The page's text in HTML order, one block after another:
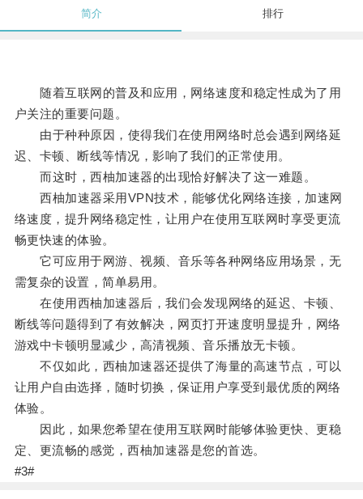
简介 排行
随着互联网的普及和应用，网络速度和稳定性成为了用
户关注的重要问题。
由于种种原因，使得我们在使用网络时总会遇到网络延
迟、卡顿、断线等情况，影响了我们的正常使用。
而这时，西柚加速器的出现恰好解决了这一难题。
西柚加速器采用VPN技术，能够优化网络连接，加速网
络速度，提升网络稳定性，让用户在使用互联网时享受更流
畅更快速的体验。
它可应用于网游、视频、音乐等各种网络应用场景，无
需复杂的设置，简单易用。
在使用西柚加速器后，我们会发现网络的延迟、卡顿、
断线等问题得到了有效解决，网页打开速度明显提升，网络
游戏中卡顿明显减少，高清视频、音乐播放无卡顿。
不仅如此，西柚加速器还提供了海量的高速节点，可以
让用户自由选择，随时切换，保证用户享受到最优质的网络
体验。
因此，如果您希望在使用互联网时能够体验更快、更稳
定、更流畅的感觉，西柚加速器是您的首选。
#3#